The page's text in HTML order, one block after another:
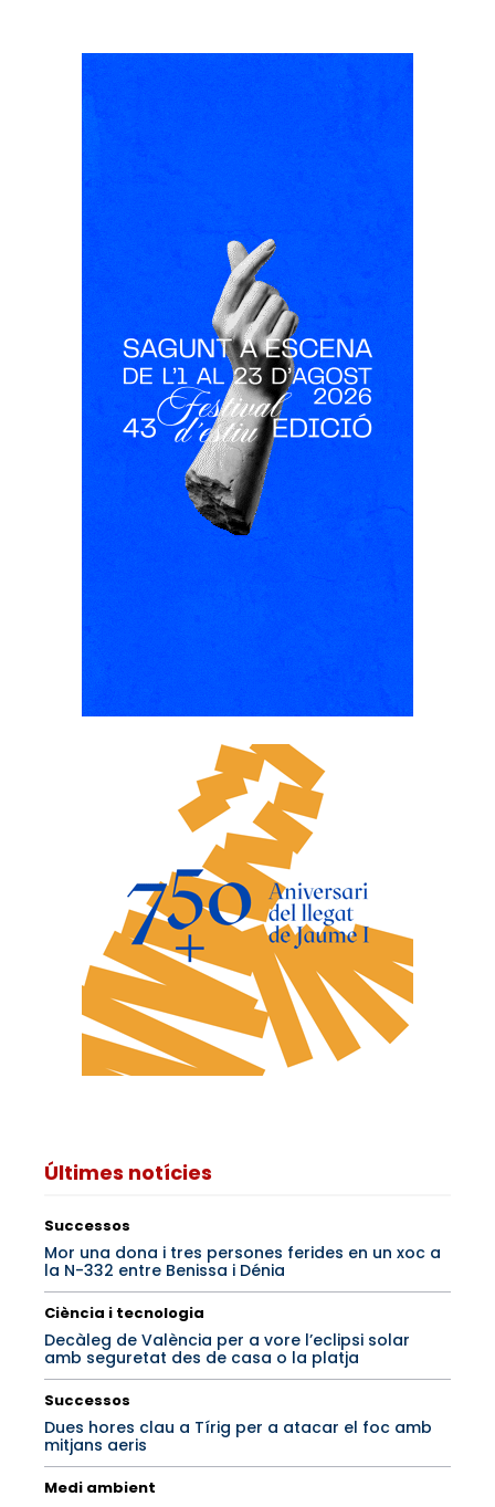
Últimes notícies
Successos
Mor una dona i tres persones ferides en un xoc a
la N-332 entre Benissa i Dénia
Ciència i tecnologia
Decàleg de València per a vore l’eclipsi solar
amb seguretat des de casa o la platja
Successos
Dues hores clau a Tírig per a atacar el foc amb
mitjans aeris
Medi ambient